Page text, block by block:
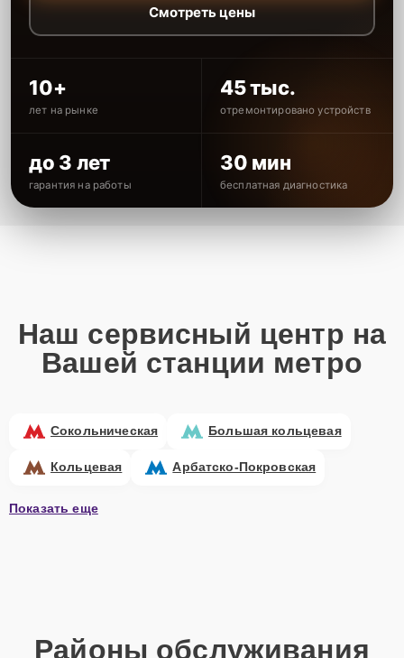
Смотреть цены
10+
лет на рынке
45 тыс.
отремонтировано устройств
до 3 лет
гарантия на работы
30 мин
бесплатная диагностика
Наш сервисный центр на
Вашей станции метро
Сокольническая Большая кольцевая
Кольцевая Арбатско-Покровская
Показать еще
Районы обслуживания